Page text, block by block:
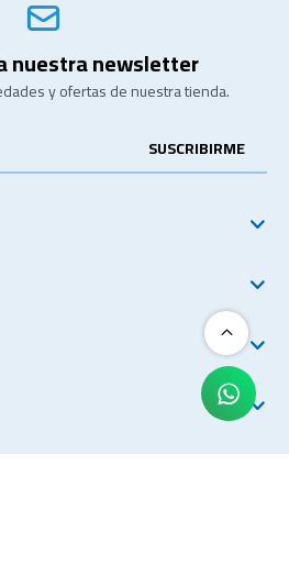
nuestra newsletter
y ofertas de nuestra tienda.
SUSCRIBIRME